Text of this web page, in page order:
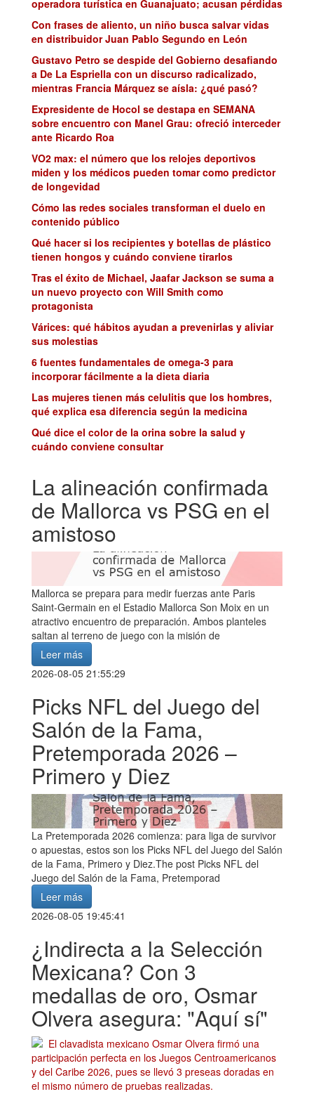
operadora turística en Guanajuato; acusan pérdidas
Con frases de aliento, un niño busca salvar vidas
en distribuidor Juan Pablo Segundo en León
Gustavo Petro se despide del Gobierno desafiando
a De La Espriella con un discurso radicalizado,
mientras Francia Márquez se aísla: ¿qué pasó?
Expresidente de Hocol se destapa en SEMANA
sobre encuentro con Manel Grau: ofreció interceder
ante Ricardo Roa
VO2 max: el número que los relojes deportivos
miden y los médicos pueden tomar como predictor
de longevidad
Cómo las redes sociales transforman el duelo en
contenido público
Qué hacer si los recipientes y botellas de plástico
tienen hongos y cuándo conviene tirarlos
Tras el éxito de Michael, Jaafar Jackson se suma a
un nuevo proyecto con Will Smith como
protagonista
Várices: qué hábitos ayudan a prevenirlas y aliviar
sus molestias
6 fuentes fundamentales de omega-3 para
incorporar fácilmente a la dieta diaria
Las mujeres tienen más celulitis que los hombres,
qué explica esa diferencia según la medicina
Qué dice el color de la orina sobre la salud y
cuándo conviene consultar
La alineación confirmada
de Mallorca vs PSG en el
amistoso
Mallorca se prepara para medir fuerzas ante Paris
Saint-Germain en el Estadio Mallorca Son Moix en un
atractivo encuentro de preparación. Ambos planteles
saltan al terreno de juego con la misión de
Leer más
2026-08-05 21:55:29
Picks NFL del Juego del
Salón de la Fama,
Pretemporada 2026 –
Primero y Diez
La Pretemporada 2026 comienza: para liga de survivor
o apuestas, estos son los Picks NFL del Juego del Salón
de la Fama, Primero y Diez.The post Picks NFL del
Juego del Salón de la Fama, Pretemporad
Leer más
2026-08-05 19:45:41
¿Indirecta a la Selección
Mexicana? Con 3
medallas de oro, Osmar
Olvera asegura: "Aquí sí"